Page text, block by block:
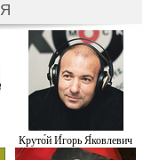
Круто́й И́горь Я́ковлевич